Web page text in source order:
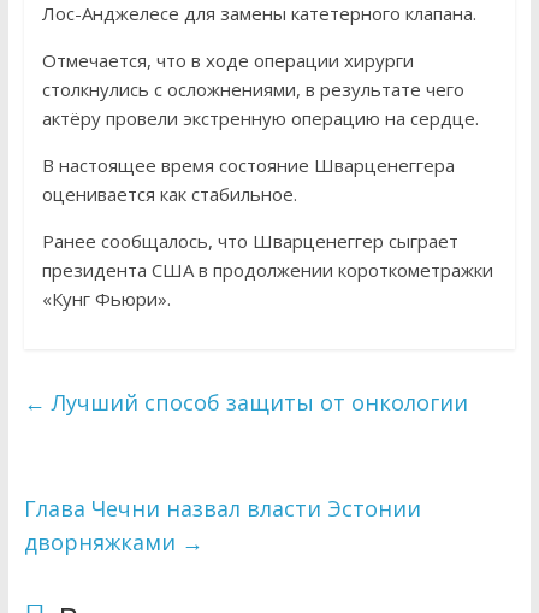
Лос-Анджелесе для замены катетерного клапана.
Отмечается, что в ходе операции хирурги
столкнулись с осложнениями, в результате чего
актёру провели экстренную операцию на сердце.
В настоящее время состояние Шварценеггера
оценивается как стабильное.
Ранее сообщалось, что Шварценеггер сыграет
президента США в продолжении короткометражки
«Кунг Фьюри».
← Лучший способ защиты от онкологии
Глава Чечни назвал власти Эстонии
дворняжками →